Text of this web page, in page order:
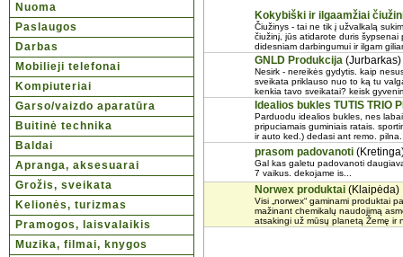
Nuoma
Paslaugos
Darbas
Mobilieji telefonai
Kompiuteriai
Garso/vaizdo aparatūra
Buitinė technika
Baldai
Apranga, aksesuarai
Grožis, sveikata
Kelionės, turizmas
Pramogos, laisvalaikis
Muzika, filmai, knygos
Kokybiški ir ilgaamžiai
Čiužinys - tai ne tik į užvalkalą
čiužinį, jūs atidarote duris
didesniam darbingumui ir ilgam
GNLD Produkcija (Jurbarkas)
Nesirk - nereikės gydytis. kaip
sveikata priklauso nuo to ką tu
kenkia tavo sveikatai? keisk
Idealios bukles TUTIS TRIO
Parduodu idealios bukles, nes
pripuciamais guminiais ratais.
ir auto ked.) dedasi ant remo.
prasom padovanoti
Gal kas galetu padovanoti
7 vaikus. dekojame is...
Norwex produktai (Klaipėda)
Visi „norwex“ gaminami produktai
mažinant chemikalų naudojimą
atsakingi už mūsų planetą Žemę ir